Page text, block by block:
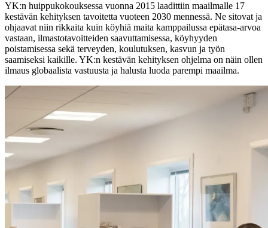
YK:n huippukokouksessa vuonna 2015 laadittiin maailmalle 17
kestävän kehityksen tavoitetta vuoteen 2030 mennessä. Ne sitovat ja
ohjaavat niin rikkaita kuin köyhiä maita kamppailussa epätasa-arvoa
vastaan, ilmastotavoitteiden saavuttamisessa, köyhyyden
poistamisessa sekä terveyden, koulutuksen, kasvun ja työn
saamiseksi kaikille. YK:n kestävän kehityksen ohjelma on näin ollen
ilmaus globaalista vastuusta ja halusta luoda parempi maailma.